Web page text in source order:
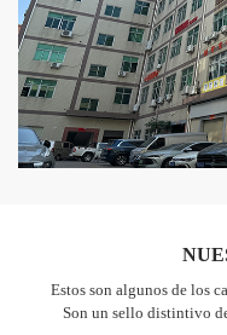
Estos son algunos de los
Son un sello distintivo